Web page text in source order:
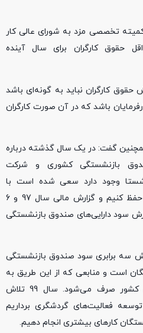
تخصصی مزد به شورای عالی کار
حقوق کارگران برای سال آینده
حقوق کارگران نباید به گونه‌ای باشد
باشد که در آن صورت کارگران
همچنین گفت: در یک سال گذشته درباره
بازنشستگی کشوری و شرکت
شستا وجود دارد سعی شده است با
مدیریت مناسب این دارایی‌ها را حفظ کنیم و گزارش مالی سال 97 و 6
سود دارایی‌های صندوق بازنشستگی
سه برابری سود صندوق بازنشستگی
است و منابعی که از این طریق به
دست می‌آید برای بازنشستگان کشور صرف می‌شود. سال 99 تلاش
فعالیت‌های گردشگری برداریم
کارهای بیشتری انجام دهیم.